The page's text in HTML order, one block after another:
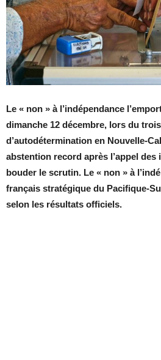
Le « non » à l’indépendance
dimanche 12 décembre, lors du
d’autodétermination en Nouvelle-
abstention record après l’appel des
bouder le scrutin. Le « non » à
français stratégique du Pacifique-
selon les résultats officiels.